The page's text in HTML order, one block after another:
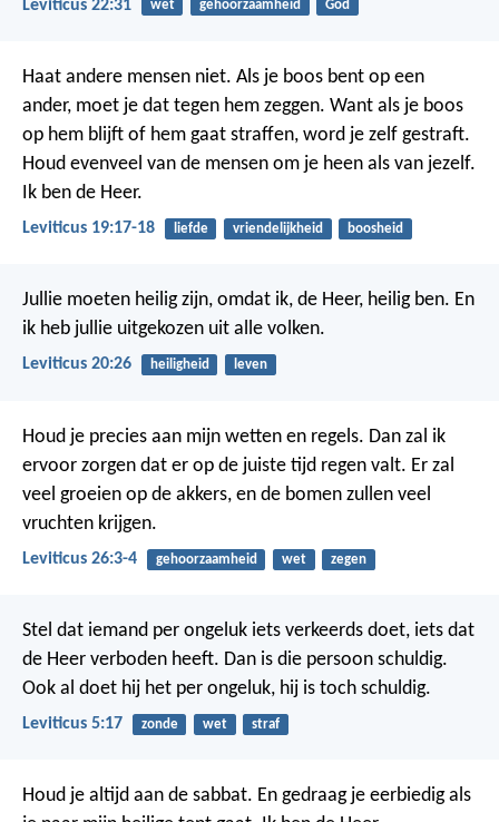
Leviticus 22:31 wet gehoorzaamheid God
Haat andere mensen niet. Als je boos bent op een
ander, moet je dat tegen hem zeggen. Want als je boos
op hem blijft of hem gaat straffen, word je zelf gestraft.
Houd evenveel van de mensen om je heen als van jezelf.
Ik ben de Heer.
Leviticus 19:17-18 liefde vriendelijkheid boosheid
Jullie moeten heilig zijn, omdat ik, de Heer, heilig ben. En
ik heb jullie uitgekozen uit alle volken.
Leviticus 20:26 heiligheid leven
Houd je precies aan mijn wetten en regels. Dan zal ik
ervoor zorgen dat er op de juiste tijd regen valt. Er zal
veel groeien op de akkers, en de bomen zullen veel
vruchten krijgen.
Leviticus 26:3-4 gehoorzaamheid wet zegen
Stel dat iemand per ongeluk iets verkeerds doet, iets dat
de Heer verboden heeft. Dan is die persoon schuldig.
Ook al doet hij het per ongeluk, hij is toch schuldig.
Leviticus 5:17 zonde wet straf
Houd je altijd aan de sabbat. En gedraag je eerbiedig als